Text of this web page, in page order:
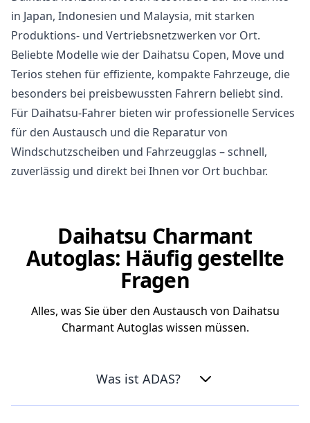
in Japan, Indonesien und Malaysia, mit starken
Produktions- und Vertriebsnetzwerken vor Ort.
Beliebte Modelle wie der Daihatsu Copen, Move und
Terios stehen für effiziente, kompakte Fahrzeuge, die
besonders bei preisbewussten Fahrern beliebt sind.
Für Daihatsu-Fahrer bieten wir professionelle Services
für den Austausch und die Reparatur von
Windschutzscheiben und Fahrzeugglas – schnell,
zuverlässig und direkt bei Ihnen vor Ort buchbar.
Daihatsu Charmant
Autoglas: Häufig gestellte
Fragen
Alles, was Sie über den Austausch von Daihatsu
Charmant Autoglas wissen müssen.
Was ist ADAS?